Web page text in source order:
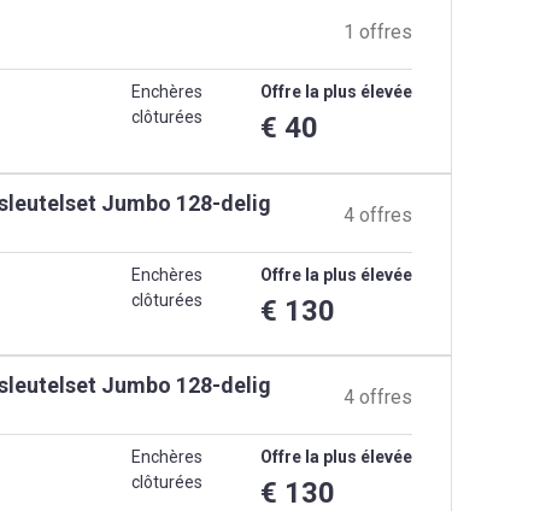
1 offres
Enchères
clôturées
Offre la plus élevée
€ 40
Jumbo 128-delig 4 offres
Enchères
clôturées
Offre la plus élevée
€ 130
Jumbo 128-delig 4 offres
Enchères
clôturées
Offre la plus élevée
€ 130